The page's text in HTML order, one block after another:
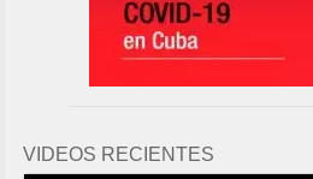
VIDEOS RECIENTES